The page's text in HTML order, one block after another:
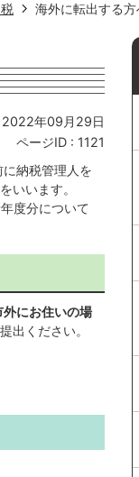
海外に転出する方
2022年09月29日
ページID : 1121
納税管理人を
いいます。
度分について
外にお住いの場
出ください。